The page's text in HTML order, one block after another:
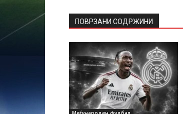
ПОВРЗАНИ СОДРЖИНИ